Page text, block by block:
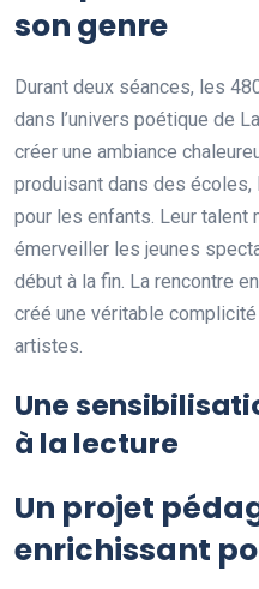
son genre
Durant deux séances, les
dans l’univers poétique de
créer une ambiance
produisant dans des écoles,
pour les enfants. Leur talent
émerveiller les jeunes
début à la fin. La rencontre
créé une véritable
artistes.
Une
à la lecture
Un projet
enrichissant